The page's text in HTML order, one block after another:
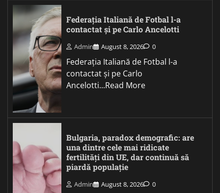
Federația Italiană de Fotbal l-a
contactat și pe Carlo Ancelotti
Admin August 8, 2026 0
Federația Italiană de Fotbal l-a
contactat și pe Carlo
Ancelotti...Read More
Bulgaria, paradox demografic: are
una dintre cele mai ridicate
fertilități din UE, dar continuă să
piardă populație
Admin August 8, 2026 0